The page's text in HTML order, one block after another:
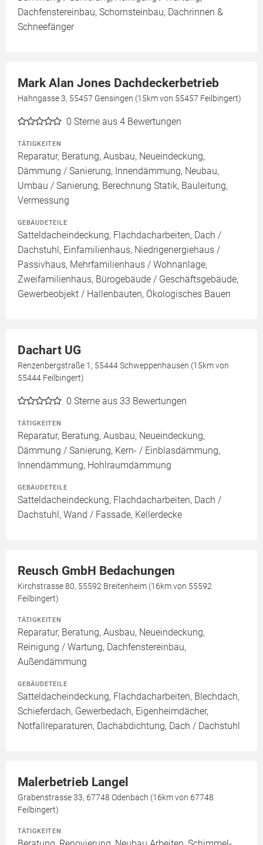
Dachfenstereinbau, Schornsteinbau, Dachrinnen &
Schneefänger
Mark Alan Jones Dachdeckerbetrieb
Hahngasse 3, 55457 Gensingen (15km von 55457 Feilbingert)
0 Sterne aus 4 Bewertungen
TÄTIGKEITEN
Reparatur, Beratung, Ausbau, Neueindeckung,
Dämmung / Sanierung, Innendämmung, Neubau,
Umbau / Sanierung, Berechnung Statik, Bauleitung,
Vermessung
GEBÄUDETEILE
Satteldacheindeckung, Flachdacharbeiten, Dach /
Dachstuhl, Einfamilienhaus, Niedrigenergiehaus /
Passivhaus, Mehrfamilienhaus / Wohnanlage,
Zweifamilienhaus, Bürogebäude / Geschäftsgebäude,
Gewerbeobjekt / Hallenbauten, Ökologisches Bauen
Dachart UG
Renzenbergstraße 1, 55444 Schweppenhausen (15km von
55444 Feilbingert)
0 Sterne aus 33 Bewertungen
TÄTIGKEITEN
Reparatur, Beratung, Ausbau, Neueindeckung,
Dämmung / Sanierung, Kern- / Einblasdämmung,
Innendämmung, Hohlraumdämmung
GEBÄUDETEILE
Satteldacheindeckung, Flachdacharbeiten, Dach /
Dachstuhl, Wand / Fassade, Kellerdecke
Reusch GmbH Bedachungen
Kirchstrasse 80, 55592 Breitenheim (16km von 55592
Feilbingert)
TÄTIGKEITEN
Reparatur, Beratung, Ausbau, Neueindeckung,
Reinigung / Wartung, Dachfenstereinbau,
Außendämmung
GEBÄUDETEILE
Satteldacheindeckung, Flachdacharbeiten, Blechdach,
Schieferdach, Gewerbedach, Eigenheimdächer,
Notfallreparaturen, Dachabdichtung, Dach / Dachstuhl
Malerbetrieb Langel
Grabenstrasse 33, 67748 Odenbach (16km von 67748
Feilbingert)
TÄTIGKEITEN